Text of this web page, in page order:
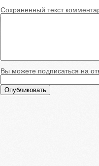
Сохраненный текст
Вы можете подписаться на